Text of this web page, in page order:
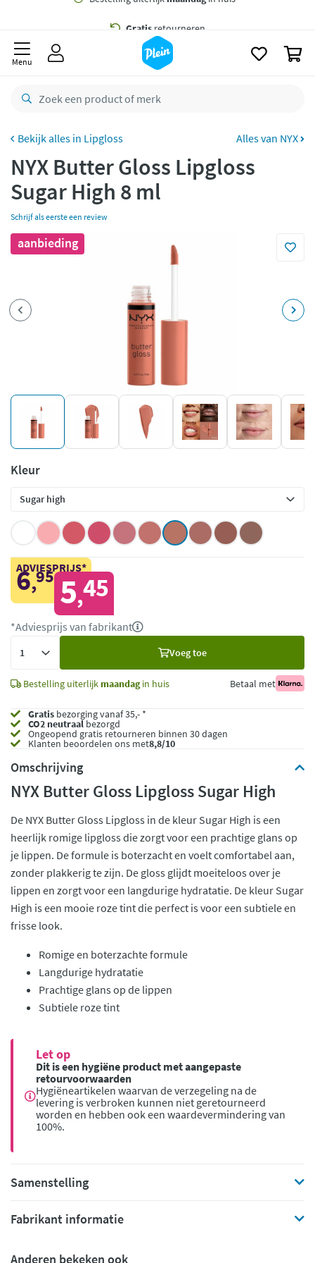
Bestelling uiterlijkmaandag
retourneren
Betaal met Klarna
Menu
Lipgloss Alles van NYX
NYX Butter Gloss Lipgloss
Sugar High 8 ml
Schrijf als eerste een review
aanbieding
Kleur
ADVIESPRIJS*
6,95 5,45
*Adviesprijs van fabrikant
Voeg toe
Bestelling uiterlijk maandagin huis Betaal met
Gratis bezorging vanaf 35,- *
CO2 neutraalbezorgd
Ongeopend gratis retourneren binnen 30 dagen
Klanten beoordelen ons met8,8/10
Omschrijving
NYX Butter Gloss Lipgloss Sugar High
De NYX Butter Gloss Lipgloss in de kleur Sugar High is een
heerlijk romige lipgloss die zorgt voor een prachtige glans op
je lippen. De formule is boterzacht en voelt comfortabel aan,
zonder plakkerig te zijn. De gloss glijdt moeiteloos over je
lippen en zorgt voor een langdurige hydratatie. De kleur Sugar
High is een mooie roze tint die perfect is voor een subtiele en
frisse look.
Romige en boterzachte formule
Langdurige hydratatie
Prachtige glans op de lippen
Subtiele roze tint
Let op
Dit is een hygiëne product met aangepaste
retourvoorwaarden
Hygiëneartikelen waarvan de verzegeling na de
levering is verbroken kunnen niet geretourneerd
worden en hebben ook een waardevermindering van
100%.
Samenstelling
Fabrikant informatie
Anderen bekeken ook